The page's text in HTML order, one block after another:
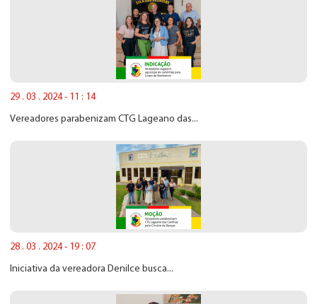
29 . 03 . 2024 - 11 : 14
Vereadores parabenizam CTG Lageano das...
28 . 03 . 2024 - 19 : 07
Iniciativa da vereadora Denilce busca...